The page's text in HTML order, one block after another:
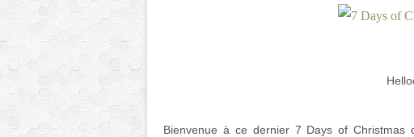
Bienvenue à ce dernier 7 Days of